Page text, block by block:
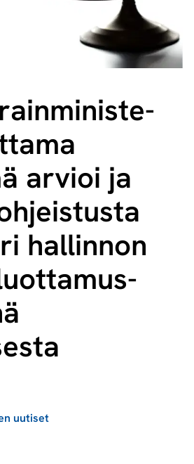
arvioi ja
hallinnon
uutiset